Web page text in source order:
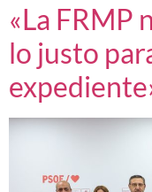
«La FRMP
lo justo